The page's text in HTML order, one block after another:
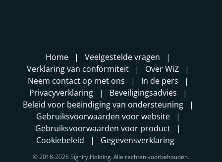
Home
Veelgestelde vragen
Verklaring van conformiteit
Over WiZ
Neem contact op met ons
In de pers
Privacyverklaring
Beveiligingsadvies
Beleid voor beëindiging van ondersteuning
Gebruiksvoorwaarden voor website
Gebruiksvoorwaarden voor product
Cookiebeleid
Gegevensverklaring
© 2018-2026 Signify Holding. Alle rechten voorbehouden.